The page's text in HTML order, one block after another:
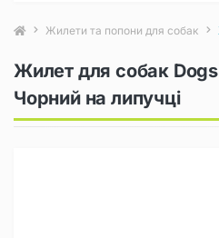
Жилети та попони для собак
Жилет для собак
Чорний на липучці